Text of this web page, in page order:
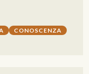
CONOSCENZA